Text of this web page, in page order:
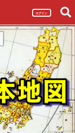
ログイン